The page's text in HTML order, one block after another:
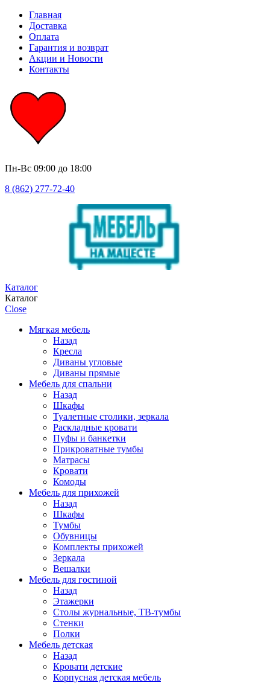
Главная
Доставка
Оплата
Гарантия и возврат
Акции и Новости
Контакты
Пн-Вс 09:00 до 18:00
8 (862) 277-72-40
Каталог
Каталог
Close
Мягкая мебель
Назад
Кресла
Диваны угловые
Диваны прямые
Мебель для спальни
Назад
Шкафы
Туалетные столики, зеркала
Раскладные кровати
Пуфы и банкетки
Прикроватные тумбы
Матрасы
Кровати
Комоды
Мебель для прихожей
Назад
Шкафы
Тумбы
Обувницы
Комплекты прихожей
Зеркала
Вешалки
Мебель для гостиной
Назад
Этажерки
Столы журнальные, ТВ-тумбы
Стенки
Полки
Мебель детская
Назад
Кровати детские
Корпусная детская мебель